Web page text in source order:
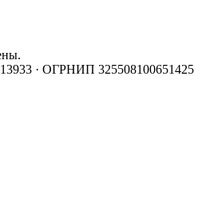
· ОГРНИП 325508100651425